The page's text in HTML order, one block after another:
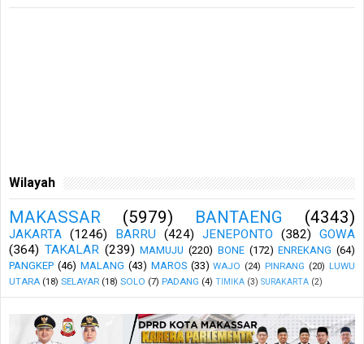
Wilayah
MAKASSAR (5979) BANTAENG (4343)
JAKARTA (1246) BARRU (424) JENEPONTO (382)
GOWA
(364) TAKALAR (239) MAMUJU (220) BONE (172) ENREKANG (64)
PANGKEP (46) MALANG (43) MAROS (33) WAJO (24) PINRANG (20) LUWU
UTARA (18) SELAYAR (18) SOLO (7) PADANG (4) TIMIKA (3) SURAKARTA (2)